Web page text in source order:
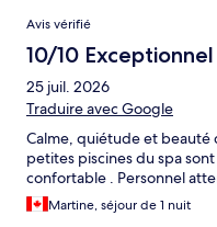
Avis
Avis vérifié
10/10 Exceptionnel
25 juil. 2026
Traduire avec Google
Calme, quiétude et beauté
petites piscines du spa
confortable . Personnel
Martine, séjour de 1 nuit